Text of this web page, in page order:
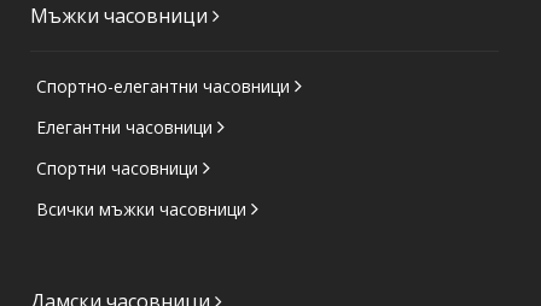
Мъжки часовници
Спортно-елегантни часовници
Елегантни часовници
Спортни часовници
Всички мъжки часовници